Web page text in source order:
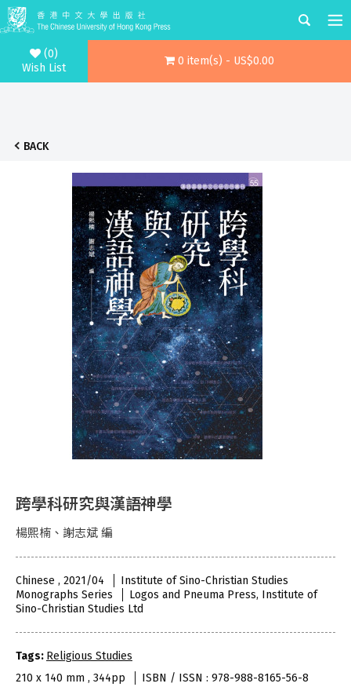
(0)
Wish List
0 item(s) - US$0.00
BACK
跨學科研究與漢語神學
楊熙楠、謝志斌 編
Chinese , 2021/04
Institute of Sino-Christian Studies
Monographs Series
Logos and Pneuma Press, Institute of
Sino-Christian Studies Ltd
Tags: Religious Studies
210 x 140 mm , 344pp
ISBN / ISSN : 978-988-8165-56-8